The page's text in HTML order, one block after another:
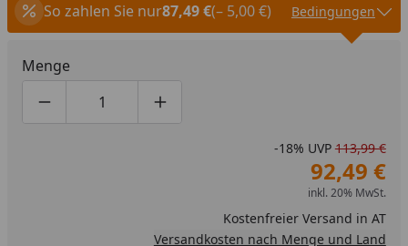
So zahlen Sie nur87,49 €(– 5,00 €) Bedingungen
Menge
Produktmenge um eins verringern
Produktmenge manuell eingeben
Produktmenge um eins erhöhen
-18% UVP 113,99 €
92,49 €
inkl. 20% MwSt.
Kostenfreier Versand in AT
Versandkosten nach Menge und Land